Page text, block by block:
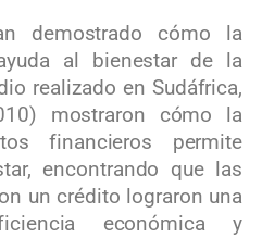
demostrado cómo la
al bienestar de la
realizado en Sudáfrica,
mostraron cómo la
financieros permite
encontrando que las
un crédito lograron una
económica y